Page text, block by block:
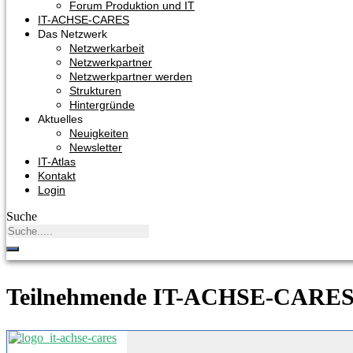
Forum Produktion und IT
IT-ACHSE-CARES
Das Netzwerk
Netzwerkarbeit
Netzwerkpartner
Netzwerkpartner werden
Strukturen
Hintergründe
Aktuelles
Neuigkeiten
Newsletter
IT-Atlas
Kontakt
Login
Suche
Teilnehmende IT-ACHSE-